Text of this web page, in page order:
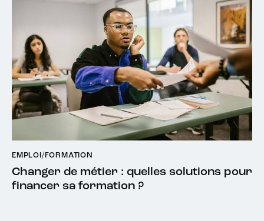
EMPLOI/FORMATION
Changer de métier : quelles solutions pour
financer sa formation ?